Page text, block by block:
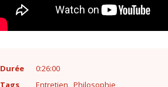
Durée
0:26:00
Tags
Entretien Philosophie